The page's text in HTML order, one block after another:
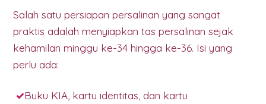
Salah satu persiapan persalinan yang sangat
praktis adalah menyiapkan tas persalinan sejak
kehamilan minggu ke-34 hingga ke-36. Isi yang
perlu ada:
Buku KIA, kartu identitas, dan kartu